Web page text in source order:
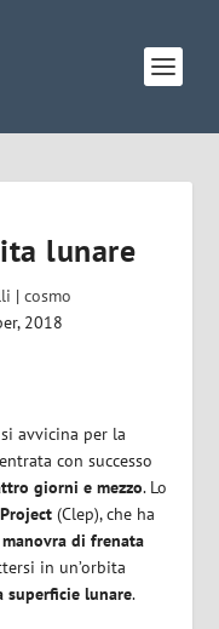
lunare
| cosmo
2018
avvicina per la
con successo
giorni e mezzo. Lo
(Clep), che ha
manovra di frenata
in un’orbita
superficie lunare.